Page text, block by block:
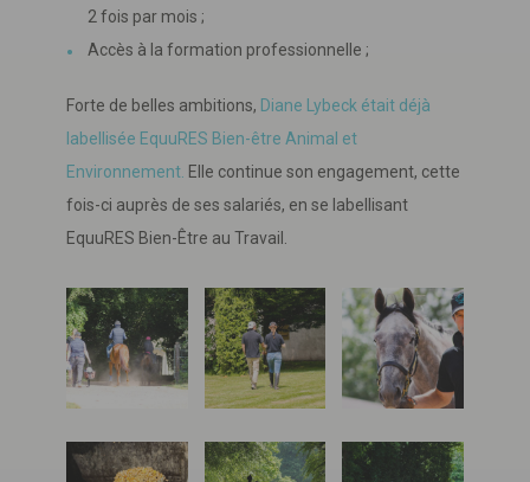
2 fois par mois ;
Accès à la formation professionnelle ;
Forte de belles ambitions, Diane Lybeck était déjà
labellisée EquuRES Bien-être Animal et
Environnement. Elle continue son engagement, cette
fois-ci auprès de ses salariés, en se labellisant
EquuRES Bien-Être au Travail.